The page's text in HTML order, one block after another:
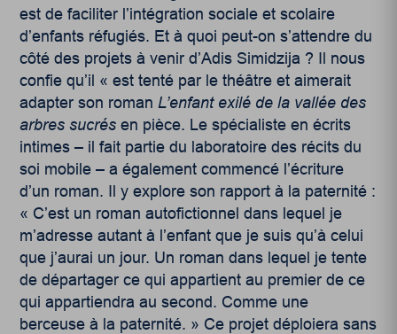
est de faciliter l’intégration sociale et scolaire
d’enfants réfugiés. Et à quoi peut-on s’attendre du
côté des projets à venir d’Adis Simidzija ? Il nous
confie qu’il « est tenté par le théâtre et aimerait
adapter son roman L’enfant exilé de la vallée des
arbres sucrés en pièce. Le spécialiste en écrits
intimes – il fait partie du laboratoire des récits du
soi mobile – a également commencé l’écriture
d’un roman. Il y explore son rapport à la paternité :
« C’est un roman autofictionnel dans lequel je
m’adresse autant à l’enfant que je suis qu’à celui
que j’aurai un jour. Un roman dans lequel je tente
de départager ce qui appartient au premier de ce
qui appartiendra au second. Comme une
berceuse à la paternité. » Ce projet déploiera sans